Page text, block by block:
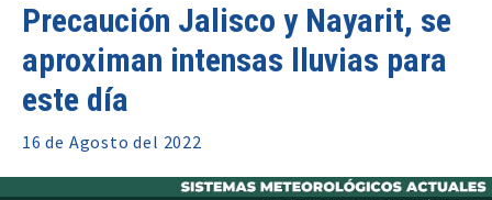
Precaución Jalisco y Nayarit, se
aproximan intensas lluvias para
este día
16 de Agosto del 2022